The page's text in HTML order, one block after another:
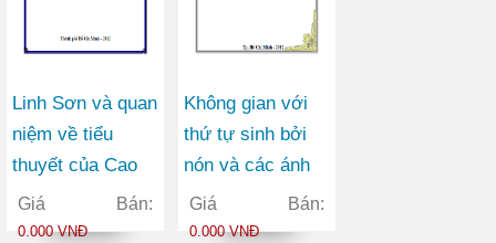
Linh Sơn và quan
niệm về tiểu
thuyết của Cao
Hành Kiện
Giá Bán:
0.000 VNĐ
Không gian với
thứ tự sinh bởi
nón và các ánh
xạ giữa chúng
Giá Bán:
0.000 VNĐ